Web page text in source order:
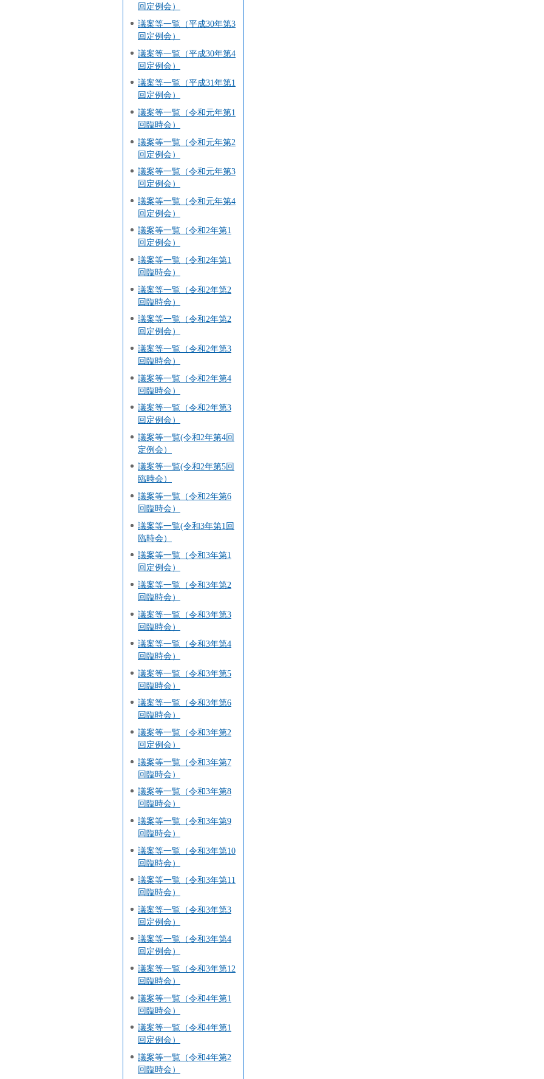
回定例会）
議案等一覧（平成30年第3
回定例会）
議案等一覧（平成30年第4
回定例会）
議案等一覧（平成31年第1
回定例会）
議案等一覧（令和元年第1
回臨時会）
議案等一覧（令和元年第2
回定例会）
議案等一覧（令和元年第3
回定例会）
議案等一覧（令和元年第4
回定例会）
議案等一覧（令和2年第1
回定例会）
議案等一覧（令和2年第1
回臨時会）
議案等一覧（令和2年第2
回臨時会）
議案等一覧（令和2年第2
回定例会）
議案等一覧（令和2年第3
回臨時会）
議案等一覧（令和2年第4
回臨時会）
議案等一覧（令和2年第3
回定例会）
議案等一覧(令和2年第4回
定例会）
議案等一覧(令和2年第5回
臨時会）
議案等一覧（令和2年第6
回臨時会）
議案等一覧(令和3年第1回
臨時会）
議案等一覧（令和3年第1
回定例会）
議案等一覧（令和3年第2
回臨時会）
議案等一覧（令和3年第3
回臨時会）
議案等一覧（令和3年第4
回臨時会）
議案等一覧（令和3年第5
回臨時会）
議案等一覧（令和3年第6
回臨時会）
議案等一覧（令和3年第2
回定例会）
議案等一覧（令和3年第7
回臨時会）
議案等一覧（令和3年第8
回臨時会）
議案等一覧（令和3年第9
回臨時会）
議案等一覧（令和3年第10
回臨時会）
議案等一覧（令和3年第11
回臨時会）
議案等一覧（令和3年第3
回定例会）
議案等一覧（令和3年第4
回定例会）
議案等一覧（令和3年第12
回臨時会）
議案等一覧（令和4年第1
回臨時会）
議案等一覧（令和4年第1
回定例会）
議案等一覧（令和4年第2
回臨時会）